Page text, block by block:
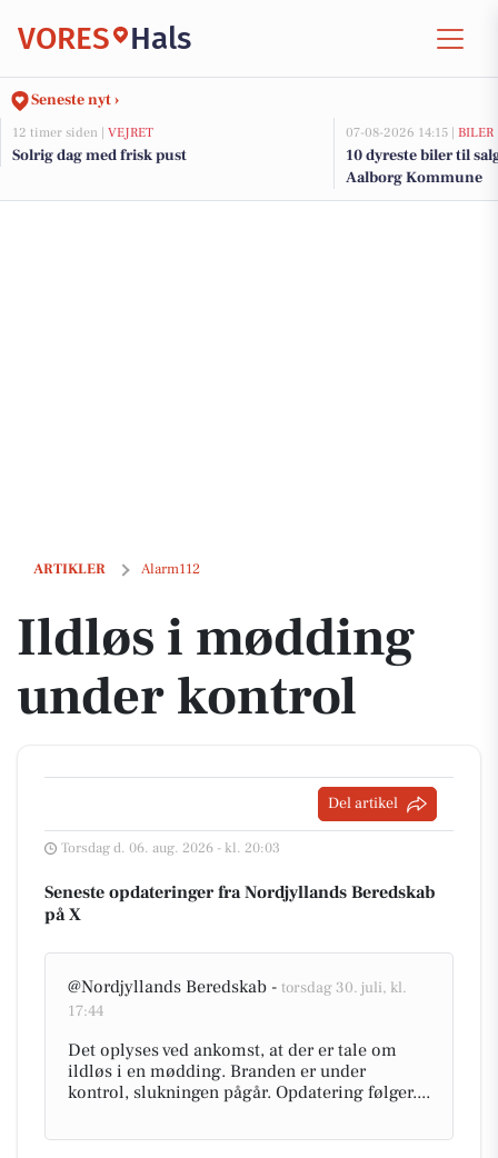
VORES Hals
Seneste nyt ›
12 timer siden | VEJRET
Solrig dag med frisk pust
07-08-2026 14:15 | BILER
10 dyreste biler til
Aalborg Kommune
ARTIKLER Alarm112
Ildløs i mødding under kontrol
Ildløs i mødding
under kontrol
Del artikel
Torsdag d. 06. aug. 2026 - kl. 20:03
Seneste opdateringer fra Nordjyllands Beredskab
på X
@Nordjyllands Beredskab - torsdag 30. juli, kl.
17:44
Det oplyses ved ankomst, at der er tale om
ildløs i en mødding. Branden er under
kontrol, slukningen pågår. Opdatering følger....